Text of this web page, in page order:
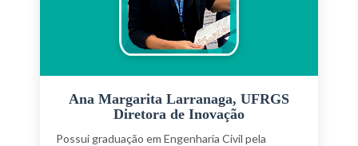
Ana Margarita Larranaga, UFRGS
Diretora de Inovação
Possui graduação em Engenharia Civil pela